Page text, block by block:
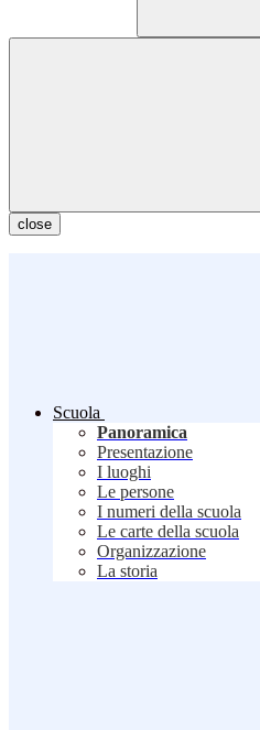
close
Scuola
Panoramica
Presentazione
I luoghi
Le persone
I numeri della scuola
Le carte della scuola
Organizzazione
La storia